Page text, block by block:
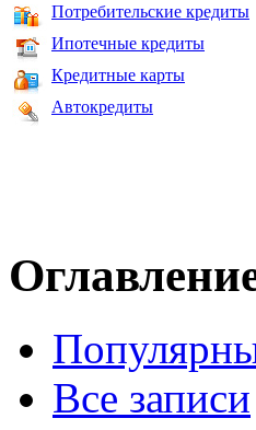
Потребительские кредиты
Ипотечные кредиты
Кредитные карты
Автокредиты
Все записи